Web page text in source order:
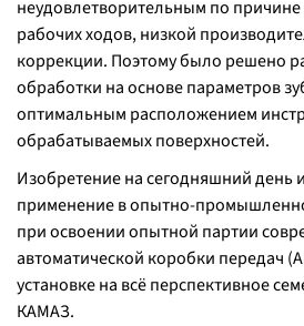
неудовлетворительным по
рабочих ходов, низкой
коррекции. Поэтому было решено
обработки на основе параметров
оптимальным расположением
обрабатываемых поверхностей.
Изобретение на сегодняшний день
применение в опытно-
при освоении опытной партии
автоматической коробки передач
установке на всё перспективное
КАМАЗ.